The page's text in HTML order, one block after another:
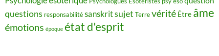
questions responsabilitésanskritsujet Terrevérité Être âme
émotions époque état d'esprit